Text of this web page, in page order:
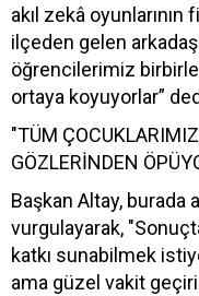
akıl zekâ oyunlarının
ilçeden gelen
öğrencilerimiz
ortaya koyuyorlar”
"TÜM
GÖZLERİNDEN
Başkan Altay, burada
vurgulayarak,
katkı sunabilmek
ama güzel vakit